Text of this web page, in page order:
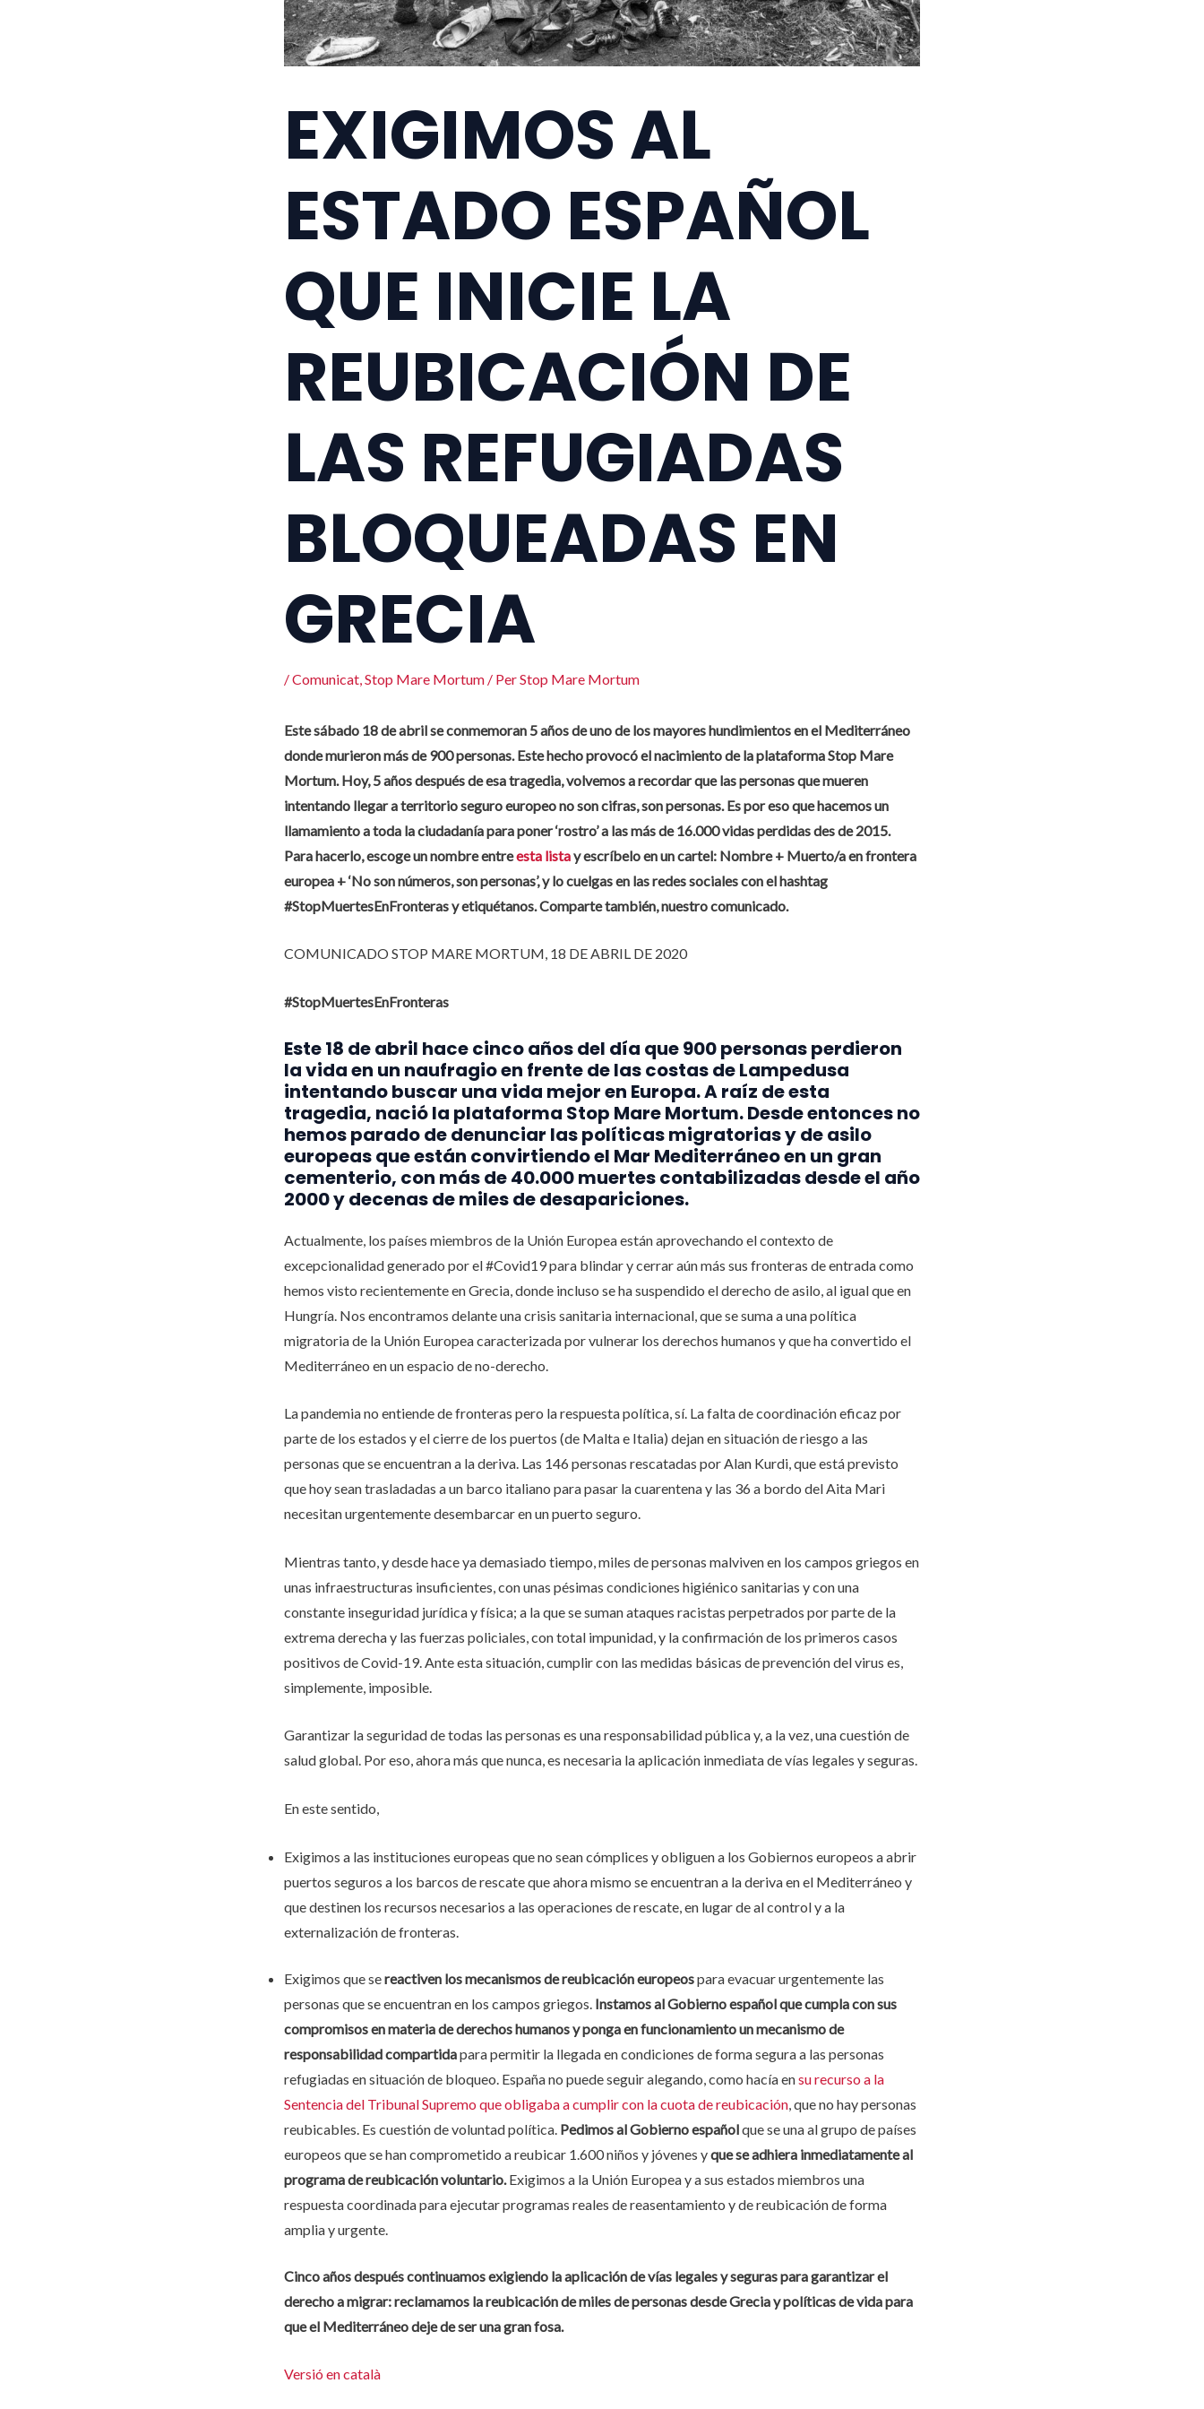
EXIGIMOS AL
ESTADO ESPAÑOL
QUE INICIE LA
REUBICACIÓN DE
LAS REFUGIADAS
BLOQUEADAS EN
GRECIA
/Comunicat Stop Mare Mortum / PerStop Mare Mortum
Este sábado 18 de abril se conmemoran 5 años de uno de los mayores hundimientos en el Mediterráneo
donde murieron más de 900 personas. Este hecho provocó el nacimiento de la plataforma Stop Mare
Mortum. Hoy, 5 años después de esa tragedia, volvemos a recordar que las personas que mueren
intentando llegar a territorio seguro europeo no son cifras, son personas. Es por eso que hacemos un
llamamiento a toda la ciudadanía para poner ‘rostro’ a las más de 16.000 vidas perdidas des de 2015.
Para hacerlo, escoge un nombre entreesta listay escríbelo en un cartel: Nombre + Muerto/a en frontera
europea + ‘No son números, son personas’, y lo cuelgas en las redes sociales con el hashtag
#StopMuertesEnFronteras y etiquétanos. Comparte también, nuestro comunicado.
COMUNICADO STOP MARE MORTUM, 18 DE ABRIL DE 2020
#StopMuertesEnFronteras
Este 18 de abril hace cinco años del día que 900 personas perdieron
la vida en un naufragio en frente de las costas de Lampedusa
intentando buscar una vida mejor en Europa. A raíz de esta
tragedia, nació la plataforma Stop Mare Mortum. Desde entonces no
hemos parado de denunciar las políticas migratorias y de asilo
europeas que están convirtiendo el Mar Mediterráneo en un gran
cementerio, con más de 40.000 muertes contabilizadas desde el año
2000 y decenas de miles de desapariciones.
Actualmente, los países miembros de la Unión Europea están aprovechando el contexto de
excepcionalidad generado por el #Covid19 para blindar y cerrar aún más sus fronteras de entrada como
hemos visto recientemente en Grecia, donde incluso se ha suspendido el derecho de asilo, al igual que en
Hungría. Nos encontramos delante una crisis sanitaria internacional, que se suma a una política
migratoria de la Unión Europea caracterizada por vulnerar los derechos humanos y que ha convertido el
Mediterráneo en un espacio de no-derecho.
La pandemia no entiende de fronteras pero la respuesta política, sí. La falta de coordinación eficaz por
parte de los estados y el cierre de los puertos (de Malta e Italia) dejan en situación de riesgo a las
personas que se encuentran a la deriva. Las 146 personas rescatadas por Alan Kurdi, que está previsto
que hoy sean trasladadas a un barco italiano para pasar la cuarentena y las 36 a bordo del Aita Mari
necesitan urgentemente desembarcar en un puerto seguro.
Mientras tanto, y desde hace ya demasiado tiempo, miles de personas malviven en los campos griegos en
unas infraestructuras insuficientes, con unas pésimas condiciones higiénico sanitarias y con una
constante inseguridad jurídica y física; a la que se suman ataques racistas perpetrados por parte de la
extrema derecha y las fuerzas policiales, con total impunidad, y la confirmación de los primeros casos
positivos de Covid-19. Ante esta situación, cumplir con las medidas básicas de prevención del virus es,
simplemente, imposible.
Garantizar la seguridad de todas las personas es una responsabilidad pública y, a la vez, una cuestión de
salud global. Por eso, ahora más que nunca, es necesaria la aplicación inmediata de vías legales y seguras.
En este sentido,
Exigimos a las instituciones europeas que no sean cómplices y obliguen a los Gobiernos europeos a abrir
puertos seguros a los barcos de rescate que ahora mismo se encuentran a la deriva en el Mediterráneo y
que destinen los recursos necesarios a las operaciones de rescate, en lugar de al control y a la
externalización de fronteras.
Exigimos que sereactiven los mecanismos de reubicación europeospara evacuar urgentemente las
personas que se encuentran en los campos griegos. Instamos al Gobierno español que cumpla con sus
compromisos en materia de derechos humanos y ponga en funcionamiento un mecanismo de
responsabilidad compartidapara permitir la llegada en condiciones de forma segura a las personas
refugiadas en situación de bloqueo. España no puede seguir alegando, como hacía ensu recurso a la
Sentencia del Tribunal Supremo que obligaba a cumplir con la cuota de reubicación , que no hay personas
reubicables. Es cuestión de voluntad política. Pedimos al Gobierno españolque se una al grupo de países
europeos que se han comprometido a reubicar 1.600 niños y jóvenes yque se adhiera inmediatamente al
programa de reubicación voluntario. Exigimos a la Unión Europea y a sus estados miembros una
respuesta coordinada para ejecutar programas reales de reasentamiento y de reubicación de forma
amplia y urgente.
Cinco años después continuamos exigiendo la aplicación de vías legales y seguras para garantizar el
derecho a migrar: reclamamos la reubicación de miles de personas desde Grecia y políticas de vida para
que el Mediterráneo deje de ser una gran fosa.
Versió en català